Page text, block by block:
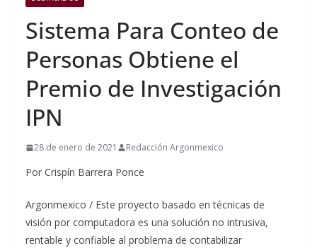
Sistema Para Conteo de
Personas Obtiene el
Premio de Investigación
IPN
28 de enero de 2021 Redacción Argonmexico
Por Crispín Barrera Ponce
Argonmexico / Este proyecto basado en técnicas de
visión por computadora es una solución no intrusiva,
rentable y confiable al problema de contabilizar